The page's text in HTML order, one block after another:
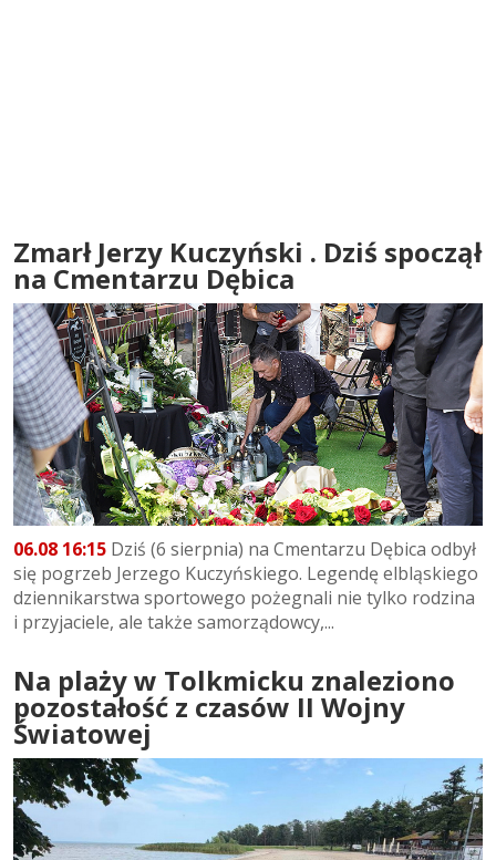
Zmarł Jerzy Kuczyński . Dziś spoczął
na Cmentarzu Dębica
06.08 16:15 Dziś (6 sierpnia) na Cmentarzu Dębica odbył
się pogrzeb Jerzego Kuczyńskiego. Legendę elbląskiego
dziennikarstwa sportowego pożegnali nie tylko rodzina
i przyjaciele, ale także samorządowcy,...
Na plaży w Tolkmicku znaleziono
pozostałość z czasów II Wojny
Światowej